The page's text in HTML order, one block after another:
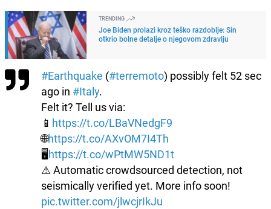
TRENDING
Joe Biden prolazi kroz teško razdoblje: Sin
otkrio bolne detalje o njegovom zdravlju
#Earthquake (#terremoto) possibly felt 52 sec
ago in #Italy.
Felt it? Tell us via:
📱 https://t.co/LBaVNedgF9
🌐https://t.co/AXvOM7I4Th
🖥https://t.co/wPtMW5ND1t
⚠ Automatic crowdsourced detection, not
seismically verified yet. More info soon!
pic.twitter.com/jlwcjrIkJu